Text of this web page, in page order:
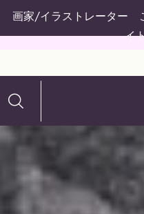
へ
ス
キ
画家/イラストレーター
イ